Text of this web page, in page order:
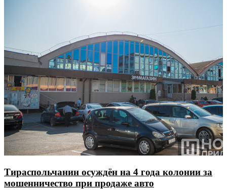
Тираспольчанин осуждён на 4 года колонии за
мошенничество при продаже авто